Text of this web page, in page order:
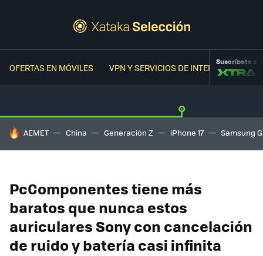
OFERTAS EN MÓVILES VPN Y SERVICIOS DE INTERNETSuscríbete a
HOY SE HABLA DE
AEMET China Generación Z iPhone 17 Samsung
PcComponentes tiene más
baratos que nunca estos
auriculares Sony con cancelación
de ruido y batería casi infinita